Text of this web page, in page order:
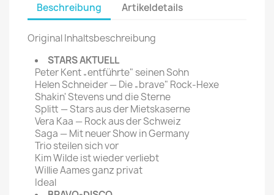
Beschreibung Artikeldetails
Original Inhaltsbeschreibung
STARS AKTUELL
Peter Kent „entführte" seinen Sohn
Helen Schneider — Die „brave" Rock-Hexe
Shakin' Stevens und die Sterne
Splitt — Stars aus der Mietskaserne
Vera Kaa — Rock aus der Schweiz
Saga — Mit neuer Show in Germany
Trio steilen sich vor
Kim Wilde ist wieder verliebt
Willie Aames ganz privat
Ideal